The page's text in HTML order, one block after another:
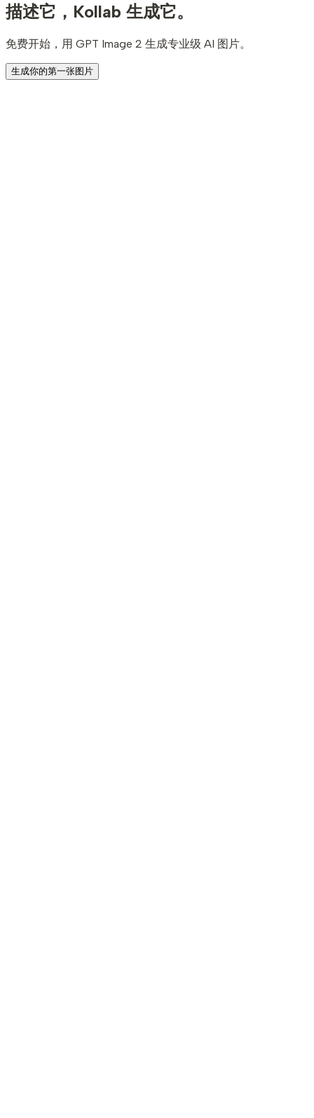
描述它， Kollab 生成它。
免费开始，用 GPT Image 2 生成专业级 AI 图片。
生成你的第一张图片